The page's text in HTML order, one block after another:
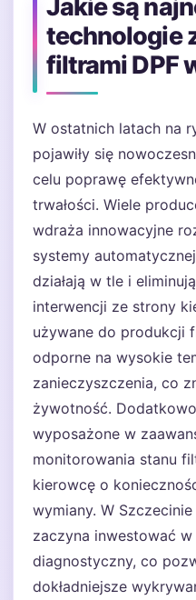
Jakie są
technologie
filtrami DPF
W ostatnich latach na
pojawiły się
celu poprawę
trwałości. Wiele
wdraża innowacyjne
systemy
działają w tle i
interwencji ze strony
używane do produkcji
odporne na wysokie
zanieczyszczenia, co
żywotność.
wyposażone w
monitorowania stanu
kierowcę o
wymiany. W
zaczyna inwestować
diagnostyczny, co
dokładniejsze